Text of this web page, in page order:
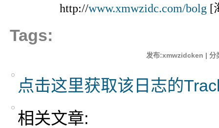
http://www.xmwzidc.com/bolg [
Tags:
发布:xmwzidcken | 分
点击这里获取该日志的
相关文章: